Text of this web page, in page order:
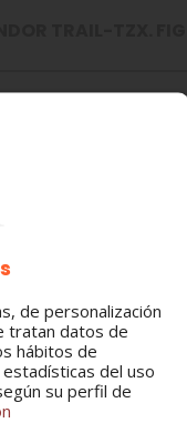
de personalización
tratan datos de
hábitos de
del uso
su perfil de